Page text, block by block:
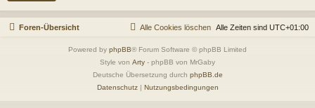
Foren-Übersicht Alle Zeiten sind UTC+01:00
Alle Cookies löschen
Powered by phpBB® Forum Software © phpBB Limited
Style von Arty - phpBB von MrGaby
Deutsche Übersetzung durch phpBB.de
Datenschutz| Nutzungsbedingungen